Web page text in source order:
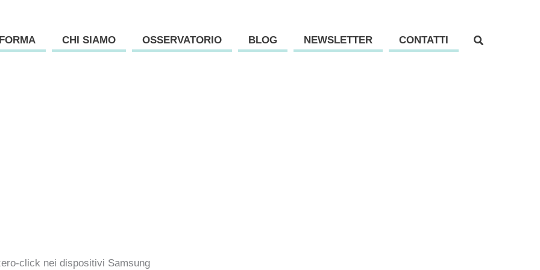
CHI SIAMO OSSERVATORIO BLOG NEWSLETTER CONTATTI